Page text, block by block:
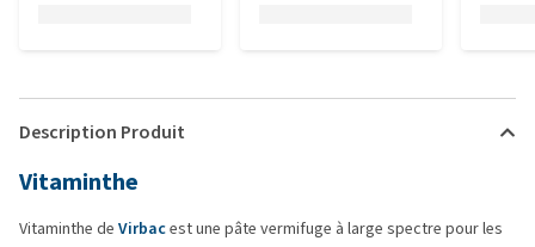
Description Produit
Vitaminthe
Vitaminthe de Virbacest une pâte vermifuge à large spectre pour les